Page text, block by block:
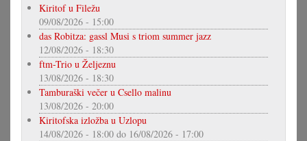
Kiritof u Filežu
09/08/2026 - 15:00
das Robitza: gassl Musi s triom summer jazz
12/08/2026 - 18:30
ftm-Trio u Željeznu
13/08/2026 - 18:30
Tamburaški večer u Csello malinu
13/08/2026 - 20:00
Kiritofska izložba u Uzlopu
14/08/2026 - 18:00 do 16/08/2026 - 17:00